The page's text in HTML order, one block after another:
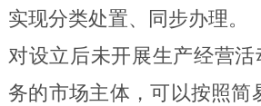
实现分类处置、同步办理。
对设立后未开展生产经营
务的市场主体，可以按照简